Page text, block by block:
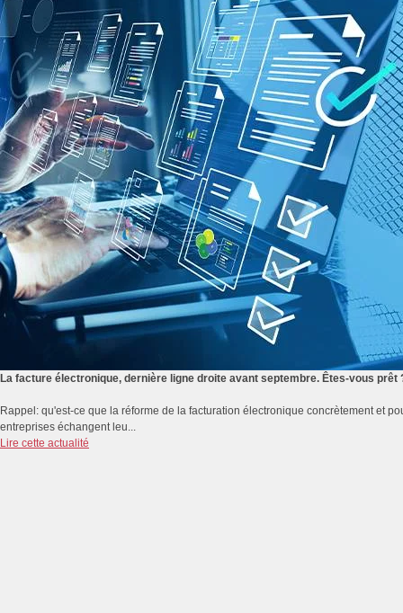
La facture électronique, dernière ligne droite avant septembre. Êtes-vous prêt
Rappel: qu'est-ce que la réforme de la facturation électronique concrètement et
entreprises échangent leu...
Lire cette actualité